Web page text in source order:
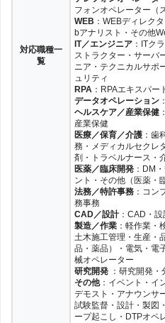
対応職種一
覧
フォンオペレーター（
WEB ：WEBディレク
bアナリスト・その他
IT／エンジニア ：ITク
ストラクター・サーバ
ニア・テクニカルサポ
ュリティ
RPA ：RPAエキスパー
データオペレーション
ヘルスケア／産業保健
産業保健
医療／保育／介護 ：歯
務・メディカルセクレ
剤・トラベルナース・
医薬／臨床開発 ：DM
ント・その他（医薬・
法務／特許事務 ：コン
務事務
CAD／設計：CAD・設
製造／作業 ：軽作業・
土木施工管理・生産・
品・薬品）・電気・電
械オペレーター
研究開発 ：研究開発・
その他：イベント・イ
デモスト・アナウンサ
試験監督・設計・製図
ープ起こし・DTPオペ